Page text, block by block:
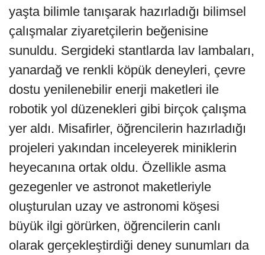
yaşta bilimle tanışarak hazırladığı bilimsel
çalışmalar ziyaretçilerin beğenisine
sunuldu. Sergideki stantlarda lav lambaları,
yanardağ ve renkli köpük deneyleri, çevre
dostu yenilenebilir enerji maketleri ile
robotik yol düzenekleri gibi birçok çalışma
yer aldı. Misafirler, öğrencilerin hazırladığı
projeleri yakından inceleyerek miniklerin
heyecanına ortak oldu. Özellikle asma
gezegenler ve astronot maketleriyle
oluşturulan uzay ve astronomi köşesi
büyük ilgi görürken, öğrencilerin canlı
olarak gerçekleştirdiği deney sunumları da